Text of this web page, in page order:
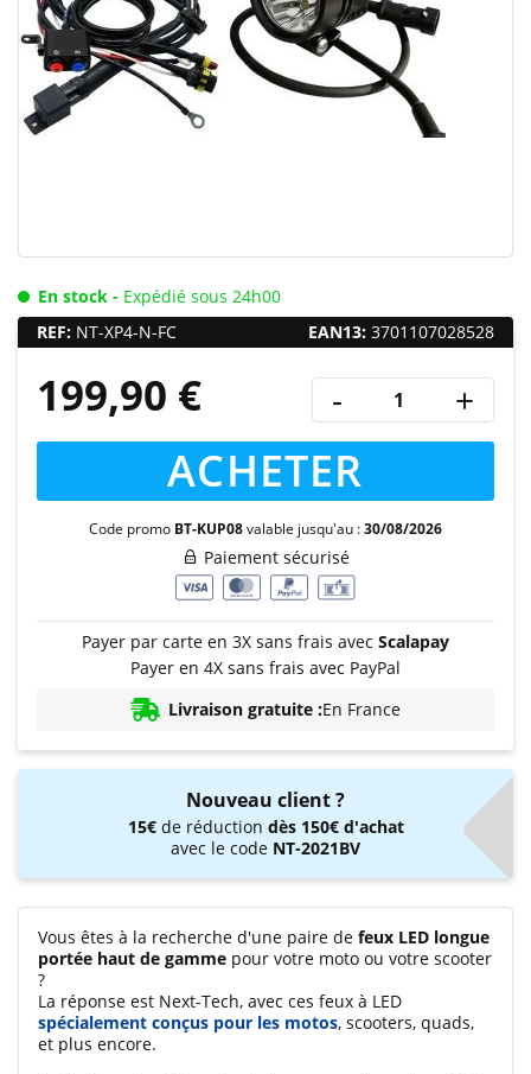
En stock - Expédié sous 24h00
REF: NT-XP4-N-FC EAN13: 3701107028528
199,90 € - +
ACHETER
Code promo BT-KUP08valable jusqu'au :30/08/2026
Paiement sécurisé
Payer par carte en 3X sans frais avec Scalapay
Payer en 4X sans frais avec PayPal
Livraison gratuite :En France
Nouveau client ?
15€de réduction dès 150€ d'achat
avec le code NT-2021BV
Vous êtes à la recherche d'une paire de feux LED longue
portée haut de gamme pour votre moto ou votre scooter
?
La réponse est Next-Tech, avec ces feux à LED
spécialement conçus pour les motos, scooters, quads,
et plus encore.